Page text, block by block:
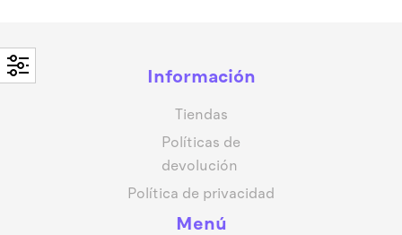
Información
Tiendas
Políticas de
devolución
Política de privacidad
Menú